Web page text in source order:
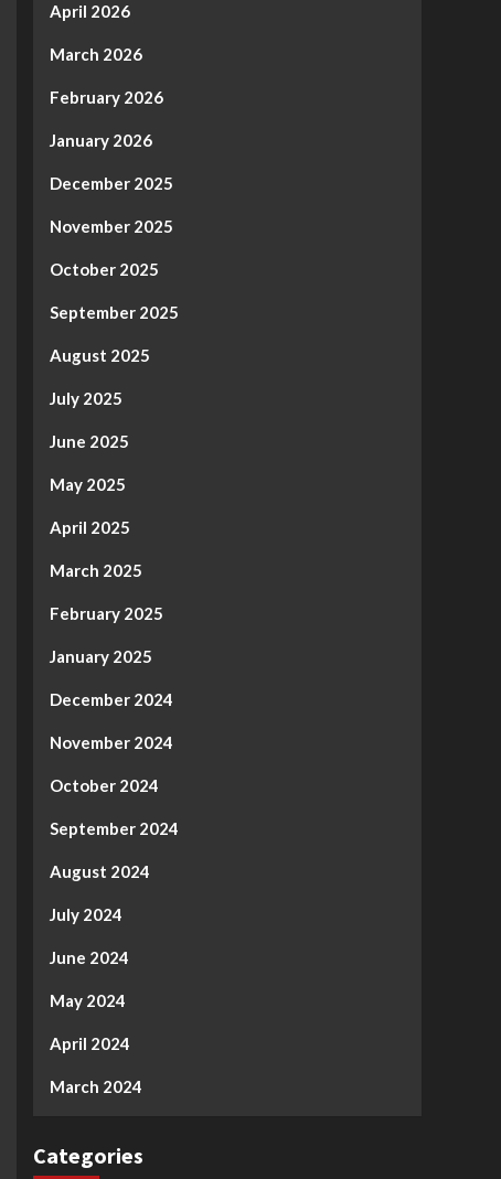
April 2026
March 2026
February 2026
January 2026
December 2025
November 2025
October 2025
September 2025
August 2025
July 2025
June 2025
May 2025
April 2025
March 2025
February 2025
January 2025
December 2024
November 2024
October 2024
September 2024
August 2024
July 2024
June 2024
May 2024
April 2024
March 2024
Categories